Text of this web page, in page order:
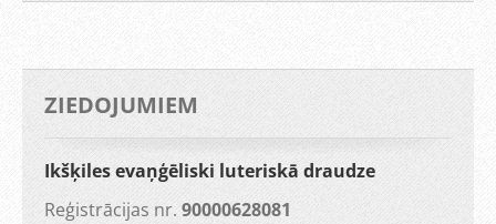
ZIEDOJUMIEM
Ikšķiles evaņģēliski luteriskā draudze
Reģistrācijas nr. 90000628081